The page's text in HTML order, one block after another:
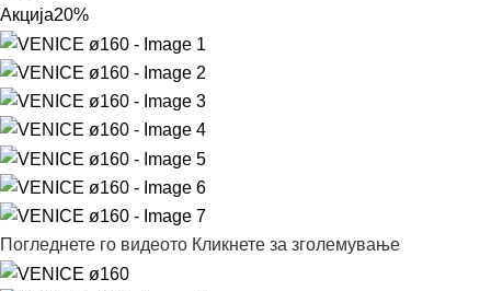
Акција20%
Погледнете го видеото Кликнете за зголемување